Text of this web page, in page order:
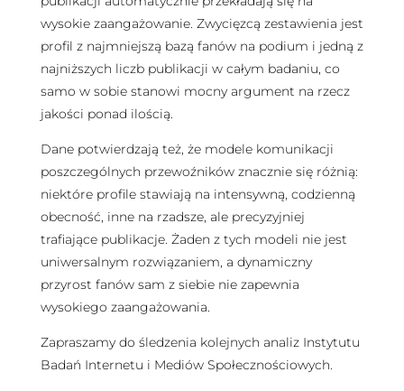
wysokie zaangażowanie. Zwycięzcą zestawienia jest
profil z najmniejszą bazą fanów na podium i jedną z
najniższych liczb publikacji w całym badaniu, co
samo w sobie stanowi mocny argument na rzecz
jakości ponad ilością.
Dane potwierdzają też, że modele komunikacji
poszczególnych przewoźników znacznie się różnią:
niektóre profile stawiają na intensywną, codzienną
obecność, inne na rzadsze, ale precyzyjniej
trafiające publikacje. Żaden z tych modeli nie jest
uniwersalnym rozwiązaniem, a dynamiczny
przyrost fanów sam z siebie nie zapewnia
wysokiego zaangażowania.
Zapraszamy do śledzenia kolejnych analiz Instytutu
Badań Internetu i Mediów Społecznościowych.